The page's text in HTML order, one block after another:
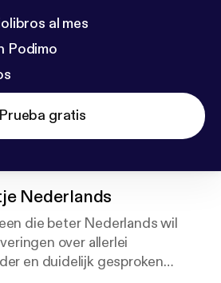
al mes
Podimo
Prueba gratis
Nederlands
die beter Nederlands wil
over allerlei
en duidelijk gesproken